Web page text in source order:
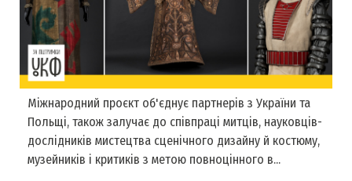
Міжнародний проєкт об'єднує партнерів з України та
Польщі, також залучає до співпраці митців, науковців-
дослідників мистецтва сценічного дизайну й костюму,
музейників і критиків з метою повноцінного в...